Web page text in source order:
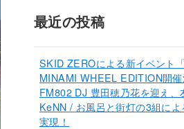
最近の投稿
SKID ZEROによる新イベント
MINAMI WHEEL EDITION開催
FM802 DJ 豊田穂乃花を迎え、
KeNN / お風呂と街灯の3組に
実現！